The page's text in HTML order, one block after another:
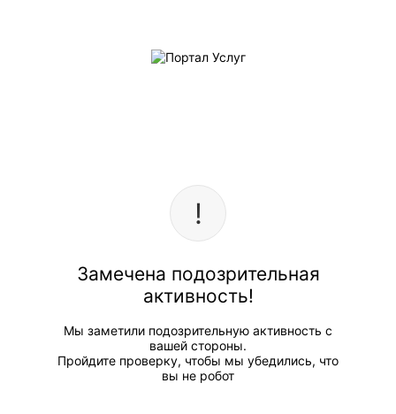
Замечена подозрительная
активность!
Мы заметили подозрительную активность с
вашей стороны.
Пройдите проверку, чтобы мы убедились, что
вы не робот